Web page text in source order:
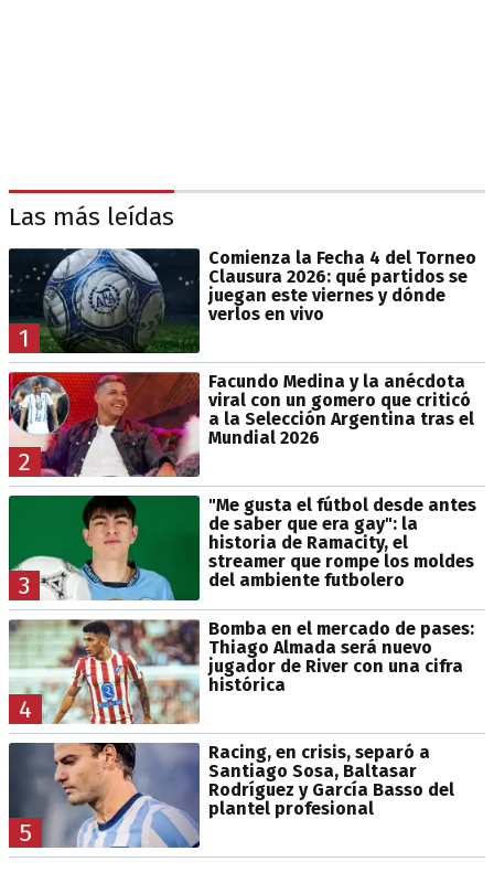
Las más leídas
1
Comienza la Fecha 4 del Torneo
Clausura 2026: qué partidos se
juegan este viernes y dónde
verlos en vivo
2
Facundo Medina y la anécdota
viral con un gomero que criticó
a la Selección Argentina tras el
Mundial 2026
3
"Me gusta el fútbol desde antes
de saber que era gay": la
historia de Ramacity, el
streamer que rompe los moldes
del ambiente futbolero
4
Bomba en el mercado de pases:
Thiago Almada será nuevo
jugador de River con una cifra
histórica
5
Racing, en crisis, separó a
Santiago Sosa, Baltasar
Rodríguez y García Basso del
plantel profesional